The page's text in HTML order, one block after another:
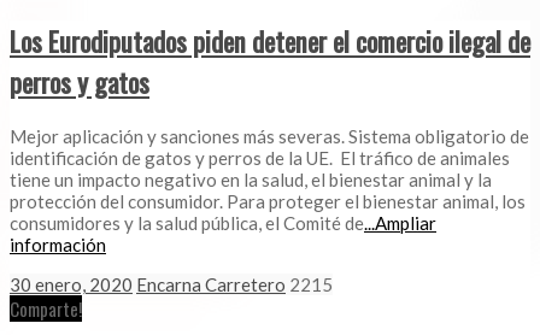
Los Eurodiputados piden detener el comercio ilegal de
perros y gatos
Mejor aplicación y sanciones más severas. Sistema obligatorio de
identificación de gatos y perros de la UE. El tráfico de animales
tiene un impacto negativo en la salud, el bienestar animal y la
protección del consumidor. Para proteger el bienestar animal, los
consumidores y la salud pública, el Comité de...Ampliar
información
30 enero, 2020 Encarna Carretero 2215
Comparte!